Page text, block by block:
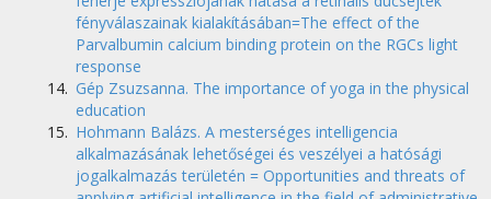
fényválaszainak kialakításában=The effect of the
Parvalbumin calcium binding protein on the RGCs light
response
Gép Zsuzsanna. The importance of yoga in the physical
education
Hohmann Balázs. A mesterséges intelligencia
alkalmazásának lehetőségei és veszélyei a hatósági
jogalkalmazás területén = Opportunities and threats of